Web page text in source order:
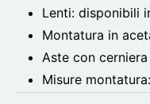
Lenti: disponibili
Montatura in
Aste con
Misure montatura: